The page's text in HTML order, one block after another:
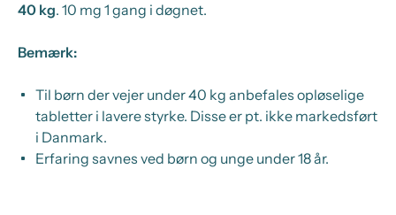
40 kg. 10 mg 1 gang i døgnet.
Bemærk:
Til børn der vejer under 40 kg anbefales opløselige
tabletter i lavere styrke. Disse er pt. ikke markedsført
i Danmark.
Erfaring savnes ved børn og unge under 18 år.